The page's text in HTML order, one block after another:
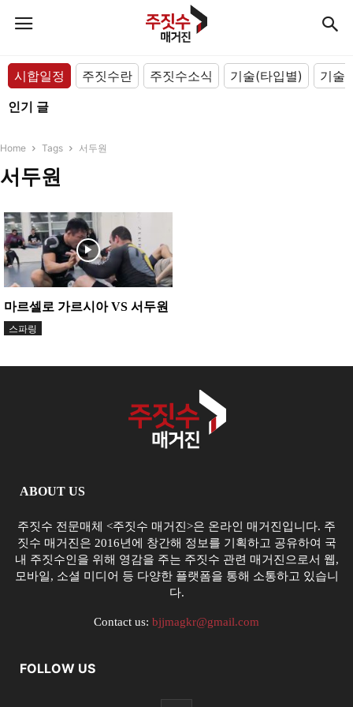
시합일정 주짓수란 주짓수소식 기술(타입별)
기술
인기 글
Home Tags 서두원
서두원
마르셀로 가르시아 VS 서두원
스파링
ABOUT US
주짓수 전문매체 <주짓수 매거진>은 온라인 매거진입니다. 주
짓수 매거진은 2016년에 창간해 정보를 기획하고 공유하여 국
내 주짓수인을 위해 영감을 주는 주짓수 관련 매거진으로서 웹,
모바일, 소셜 미디어 등 다양한 플랫폼을 통해 소통하고 있습니
다.
Contact us: bjjmagkr@gmail.com
FOLLOW US